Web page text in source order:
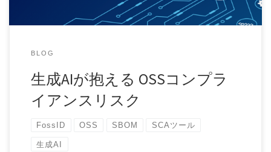
BLOG
生成AIが抱える OSSコンプラ
イアンスリスク
FossID OSS SBOM SCAツール
生成AI